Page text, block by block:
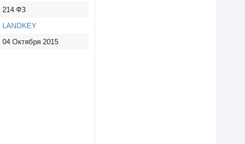
214 ФЗ
LANDKEY
04 Октября 2015